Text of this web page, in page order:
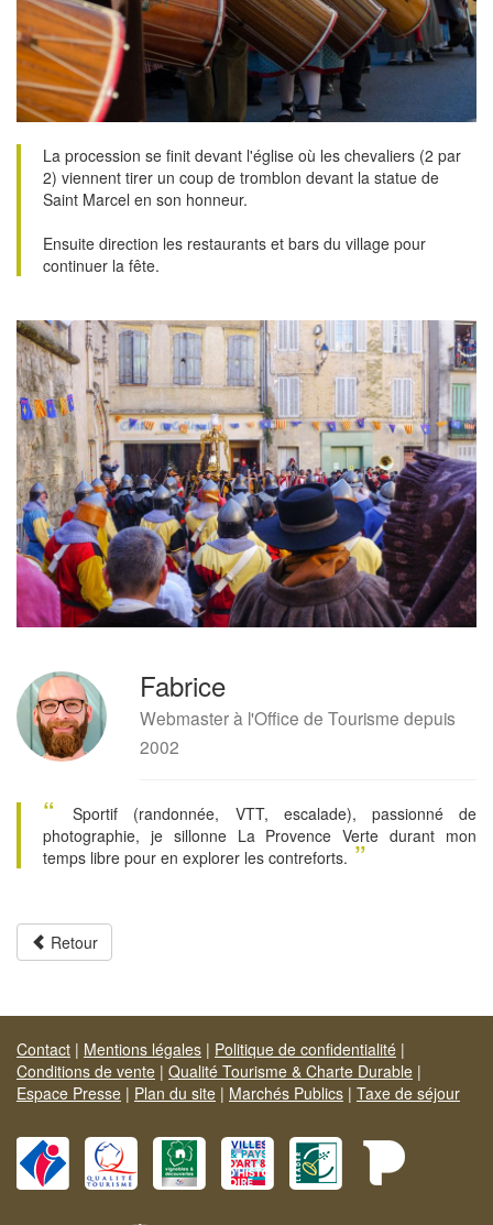
La procession se finit devant l'église où les chevaliers (2 par
2) viennent tirer un coup de tromblon devant la statue de
Saint Marcel en son honneur.
Ensuite direction les restaurants et bars du village pour
continuer la fête.
Fabrice
Webmaster à l'Office de Tourisme depuis
2002
“Sportif (randonnée, VTT, escalade), passionné de
photographie, je sillonne La Provence Verte durant mon
temps libre pour en explorer les contreforts. ”
Retour
Contact | Mentions légales | Politique de confidentialité |
Conditions de vente | Qualité Tourisme & Charte Durable |
Espace Presse | Plan du site | Marchés Publics | Taxe de séjour